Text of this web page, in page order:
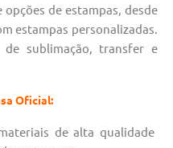
de estampas, desde
estampas personalizadas.
de sublimação, transfer e
Oficial:
de alta qualidade